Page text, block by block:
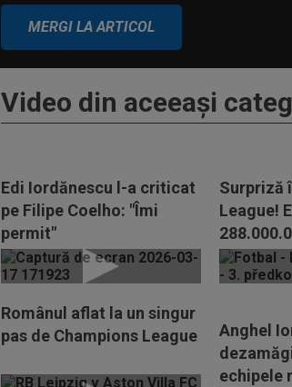
MERGI LA ARTICOL
Video din aceeaşi
Edi Iordănescu l-a criticat
pe Filipe Coelho: "Îmi
permit"
Surpriză
League!
răpusă
Românul aflat la un singur
pas de Champions League
Anghel
echipele